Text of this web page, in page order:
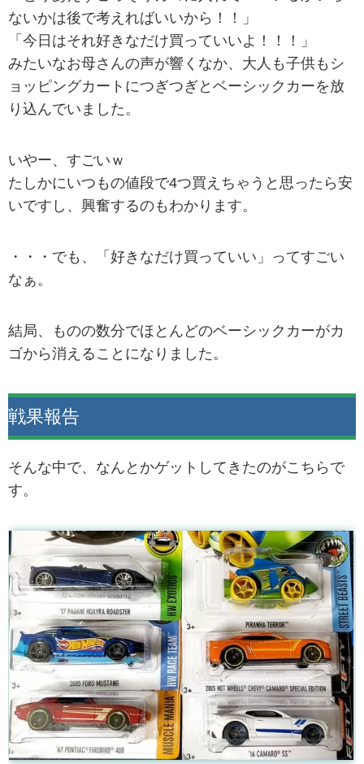
ないかは後で考えればいいから！！」
「今日はそれ好きなだけ買っていいよ！！！」
みたいなお母さんの声が響くなか、大人も子供もシ
ョッピングカートにつぎつぎとベーシックカーを放
り込んでいました。
いやー、すごいｗ
たしかにいつもの値段で4つ買えちゃうと思ったら安
いですし、興奮するのもわかります。
・・・でも、「好きなだけ買っていい」ってすごい
なぁ。
結局、ものの数分でほとんどのベーシックカーがカ
ゴから消えることになりました。
戦果報告
そんな中で、なんとかゲットしてきたのがこちらで
す。